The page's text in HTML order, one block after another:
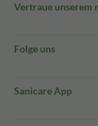
Vertraue unserem
Folge uns
Sanicare App